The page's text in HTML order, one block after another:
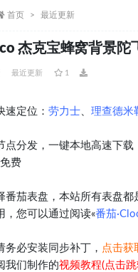
首页 最近更新
杰克宝蜂窝背景陀
最近更新 1
速定位： 劳力士、 理查德米
点分发，一键本地高速下
费
番茄表盘，本站所有表盘
，您可以通过阅读«番茄
务必安装同步补丁， 点击获
我们制作的视频教程(点击跳